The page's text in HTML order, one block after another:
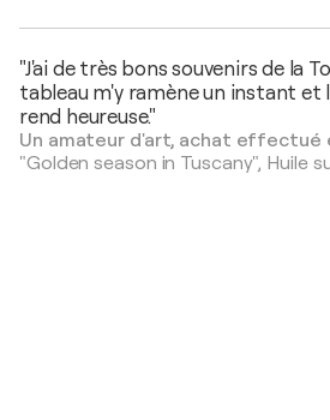
"J'ai de très bons souvenirs de la
tableau m'y ramène un instant et
rend heureuse."
Un amateur d'art, achat effectué
"Golden season in Tuscany", Huile